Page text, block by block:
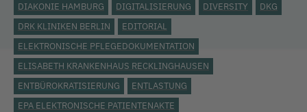
DIAKONIE HAMBURG
DIGITALISIERUNG DIVERSITY
DKG
DRK KLINIKEN BERLIN
EDITORIAL
ELEKTRONISCHE PFLEGEDOKUMENTATION
ELISABETH KRANKENHAUS RECKLINGHAUSEN
ENTBÜROKRATISIERUNG
ENTLASTUNG
EPA ELEKTRONISCHE PATIENTENAKTE